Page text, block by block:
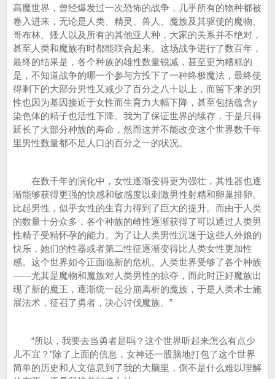
高魔世界，曾经爆发过一次恐怖的战争，几乎所有的物种都被
卷入进来，无论是人类、精灵、兽人、魔族及其驱使的魔物、
哥布林、矮人以及所有的其他亚人种，大家的关系并不绝对，
甚至人类和魔族有时都能联合起来。这场战争进行了数百年，
最终的结果是，各个种族的雄性数量锐减，甚至更为糟糕的
是，不知道战争的哪一个参与方投下了一种终极魔法，最终使
得剩下的大部分男性又减少了百分之八十以上，而留下来的男
性也因为基因接近于女性而生育力大幅下降，甚至包括蕴含y
染色体的精子也活性下降。我为了保证世界的续存，于是只得
延长了大部分种族的寿命，然而这并不能改变这个世界数千年
里男性数量都不足人口的百分之一的状况。
在数千年的演化中，女性逐渐变得更为强壮，其性器也逐
渐能够获得更强的快感和敏感度以刺激男性射精和卵巢排卵。
比起男性，似乎女性的生育力得到了巨大的提升。而由于人类
的数量十分众多，各个种族的雌性逐渐获得了可以通过人类男
性精子受精怀孕的能力。为了让人类男性沉迷于这些人外娘的
快乐，她们的性器或者第二性征逐渐变得比人类女性更加性
感。这个世界如今正面临新的危机。人类世界受够了各个种族
——尤其是魔物和魔族对人类男性的掠夺，而此时正好魔族出
现了新的魔王，逐渐统一起分崩离析的魔族，于是人类术士施
展法术，征召了勇者，决心讨伐魔族。”
“所以，我要去当勇者是吗？这个世界听起来怎么有点少
儿不宜？”除了上面的信息，女神还一股脑地打包了这个世界
简单的历史和人文信息到了我的大脑里，倒不是什么难以理解